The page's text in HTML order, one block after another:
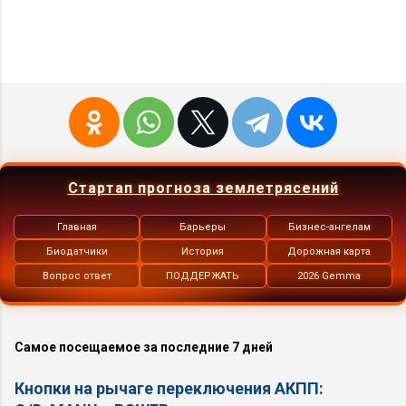
Стартап прогноза землетрясений
Главная
Биодатчики
Вопрос ответ
Барьеры
История
ПОДДЕРЖАТЬ
Бизнес-ангелам
Дорожная карта
2026 Gemma
Самое посещаемое за последние 7 дней
Кнопки на рычаге переключения АКПП: